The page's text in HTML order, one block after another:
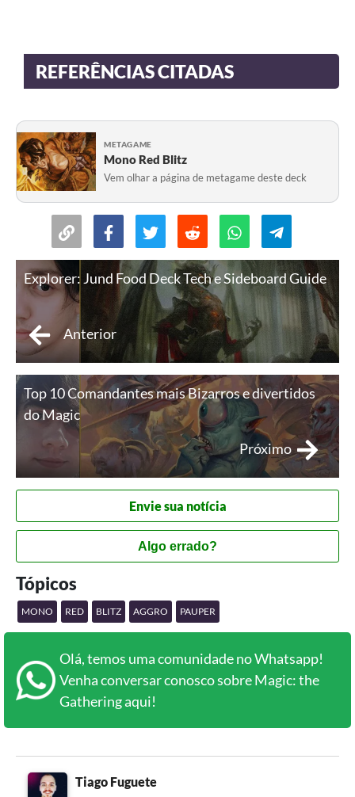
REFERÊNCIAS CITADAS
METAGAME
Mono Red Blitz
Vem olhar a página de metagame deste deck
Explorer: Jund Food Deck Tech e Sideboard Guide
Anterior
Top 10 Comandantes mais Bizarros e divertidos
do Magic
Próximo
Envie sua notícia
Algo errado?
Tópicos
MONO RED BLITZ AGGRO PAUPER
Olá, temos uma comunidade no Whatsapp!
Venha conversar conosco sobre Magic: the
Gathering aqui!
Tiago Fuguete